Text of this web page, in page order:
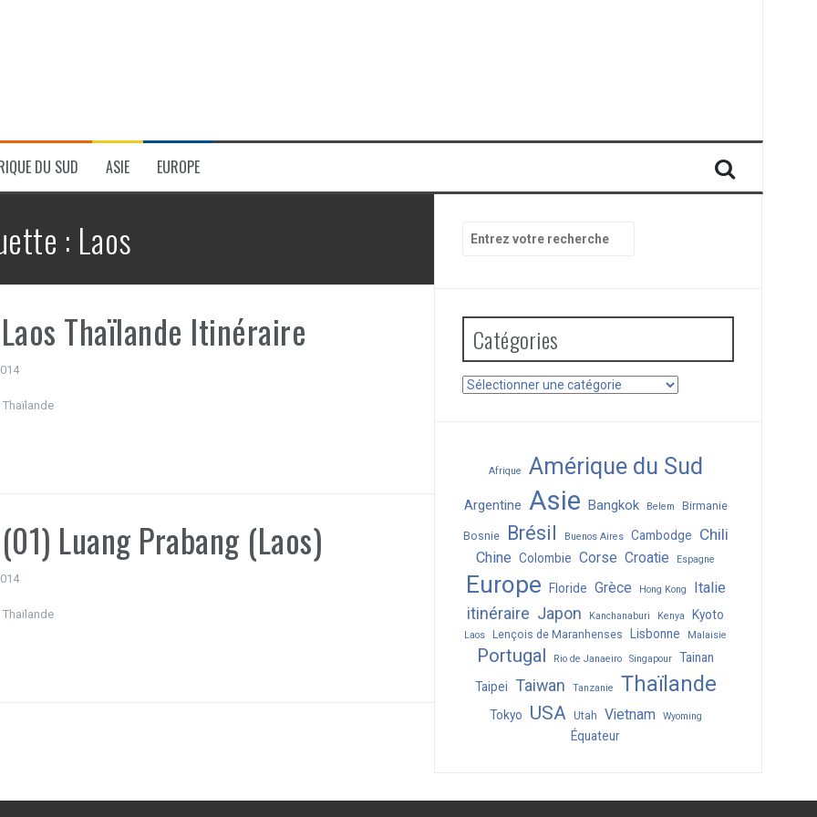
DU SUD ASIE EUROPE
: Laos
Thaïlande Itinéraire
Luang Prabang (Laos)
pour
Catégories
Catégories
Afrique Amérique du Sud
Argentine Asie Bangkok Belem Birmanie
Bosnie Brésil Buenos Aires Cambodge Chili
Chine Colombie Corse Croatie Espagne
Europe Floride Grèce Hong Kong Italie
itinéraire Japon Kanchanaburi Kenya Kyoto
Laos Lençois de Maranhenses Lisbonne Malaisie
Portugal Rio de Janaeiro Singapour
Tainan
Taipei
Taiwan Tanzanie Thaïlande
Tokyo USA Utah Vietnam Wyoming
Équateur